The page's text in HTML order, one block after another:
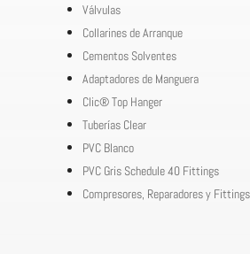
Válvulas
Collarines de Arranque
Cementos Solventes
Adaptadores de Manguera
Clic® Top Hanger
Tuberías Clear
PVC Blanco
PVC Gris Schedule 40 Fittings
Compresores, Reparadores y